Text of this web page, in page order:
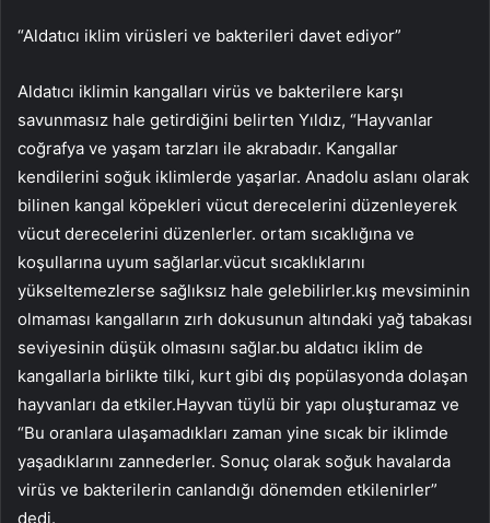
“Aldatıcı iklim virüsleri ve bakterileri davet ediyor”
Aldatıcı iklimin kangalları virüs ve bakterilere karşı
savunmasız hale getirdiğini belirten Yıldız, “Hayvanlar
coğrafya ve yaşam tarzları ile akrabadır. Kangallar
kendilerini soğuk iklimlerde yaşarlar. Anadolu aslanı olarak
bilinen kangal köpekleri vücut derecelerini düzenleyerek
vücut derecelerini düzenlerler. ortam sıcaklığına ve
koşullarına uyum sağlarlar.vücut sıcaklıklarını
yükseltemezlerse sağlıksız hale gelebilirler.kış mevsiminin
olmaması kangalların zırh dokusunun altındaki yağ tabakası
seviyesinin düşük olmasını sağlar.bu aldatıcı iklim de
kangallarla birlikte tilki, kurt gibi dış popülasyonda dolaşan
hayvanları da etkiler.Hayvan tüylü bir yapı oluşturamaz ve
“Bu oranlara ulaşamadıkları zaman yine sıcak bir iklimde
yaşadıklarını zannederler. Sonuç olarak soğuk havalarda
virüs ve bakterilerin canlandığı dönemden etkilenirler”
dedi.